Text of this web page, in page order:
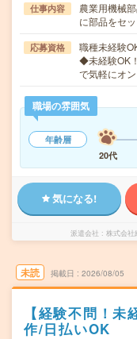
仕事内容
農業用機械
に部品をセ
応募資格
職種未経験
◆未経験OK
で気軽にオ
職場の雰囲気
年齢層
20代
気になる!
派遣会社 株式会社
未読 掲載日 2026/08/05
【経験不問！
作/日払いOK